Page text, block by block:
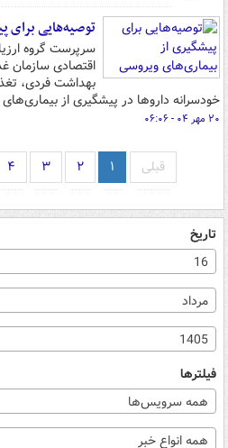
توصیه‌هایی برای
سرپرست گروه
اقتصادی سازمان
بهداشت فردی،
خودسرانه داروها در پیشگیری از
۲۰ مهر ۰۴ - ۰۶:۰۶
قبلی ۱ ۲ ۳ ۴
تاریخ
16
مرداد
1405
فیلترها
همه سرویس‌ها
همه انواع خبر